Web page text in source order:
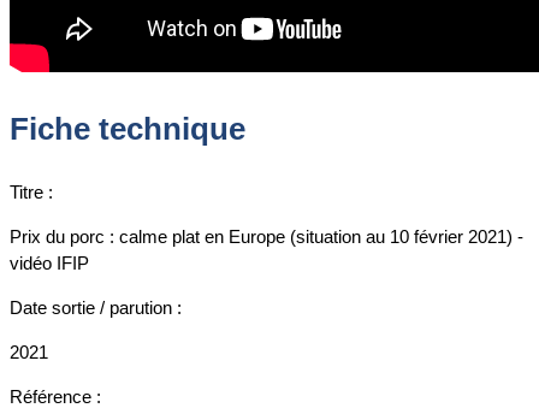
Fiche technique
Titre :
Prix du porc : calme plat en Europe (situation au 10 février 2021) -
vidéo IFIP
Date sortie / parution :
2021
Référence :